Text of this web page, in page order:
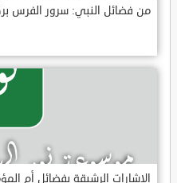
من فضائل النبي: سرور الفرس
الإشارات الرشيقة بفضائل أم